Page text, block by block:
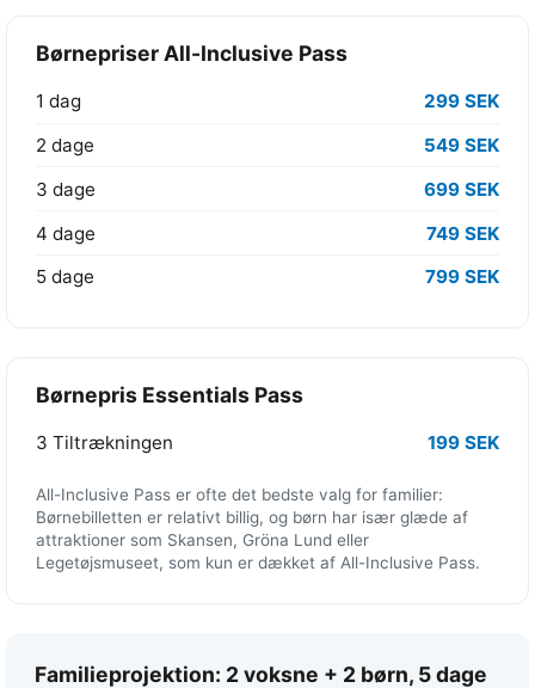
Børnepriser All-Inclusive Pass
1 dag
299 SEK
2 dage
549 SEK
3 dage
699 SEK
4 dage
749 SEK
5 dage
799 SEK
Børnepris Essentials Pass
3 Tiltrækningen 199 SEK
All-Inclusive Pass er ofte det bedste valg for familier:
Børnebilletten er relativt billig, og børn har især glæde af
attraktioner som Skansen, Gröna Lund eller
Legetøjsmuseet, som kun er dækket af All-Inclusive Pass.
Familieprojektion: 2 voksne + 2 børn, 5 dage